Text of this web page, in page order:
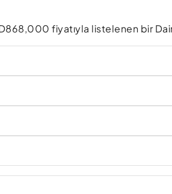
fiyatıyla listelenen bir